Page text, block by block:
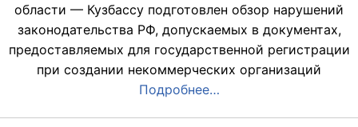
области — Кузбассу подготовлен обзор нарушений
законодательства РФ, допускаемых в документах,
предоставляемых для государственной регистрации
при создании некоммерческих организаций
Подробнее…